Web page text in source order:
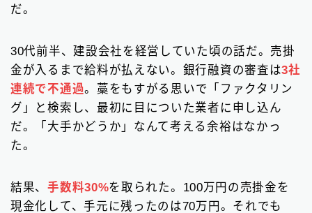
北海道・東北地方のファクタリング会社 7
中部地方・東海地方のファクタリング会社 5
四国地方のファクタリング会社 1
だ。
30代前半、建設会社を経営していた頃の話だ。売掛
金が入るまで給料が払えない。銀行融資の審査は3社
連続で不通過。藁をもすがる思いで「ファクタリン
グ」と検索し、最初に目についた業者に申し込ん
だ。「大手かどうか」なんて考える余裕はなかっ
た。
結果、手数料30%を取られた。100万円の売掛金を
現金化して、手元に残ったのは70万円。それでも